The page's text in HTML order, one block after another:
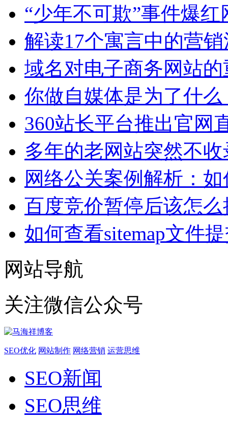
“少年不可欺”事件爆红
解读17个寓言中的营
域名对电子商务网站的
你做自媒体是为了什么
360站长平台推出官网
多年的老网站突然不
网络公关案例解析：
百度竞价暂停后该怎么
如何查看sitemap文件
网站导航
关注微信公众号
SEO优化 网站制作 网络营销 运营思维
SEO新闻
SEO思维